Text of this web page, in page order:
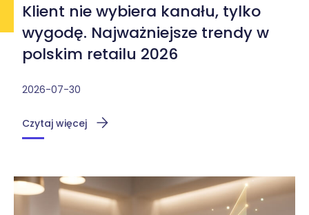
Klient nie wybiera kanału, tylko
wygodę. Najważniejsze trendy w
polskim retailu 2026
2026-07-30
Czytaj więcej